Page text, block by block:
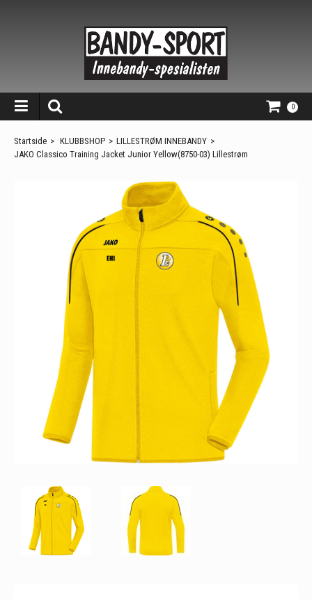
0
Startside > KLUBBSHOP > LILLESTRØM INNEBANDY >
JAKO Classico Training Jacket Junior Yellow(8750-03) Lillestrøm